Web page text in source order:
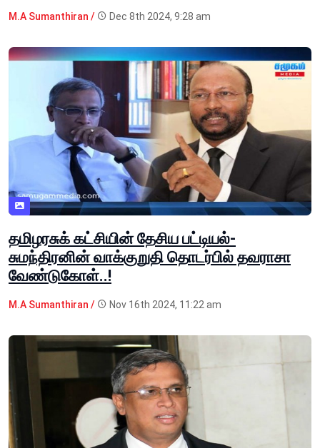
M.A Sumanthiran / Dec 8th 2024, 9:28 am
தமிழரசுக் கட்சியின் தேசிய பட்டியல்-
சுமந்திரனின் வாக்குறுதி தொடர்பில் தவராசா
வேண்டுகோள்..!
M.A Sumanthiran / Nov 16th 2024, 11:22 am